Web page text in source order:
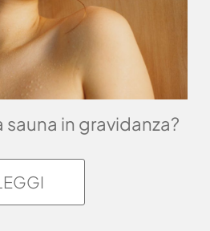
sauna in gravidanza?